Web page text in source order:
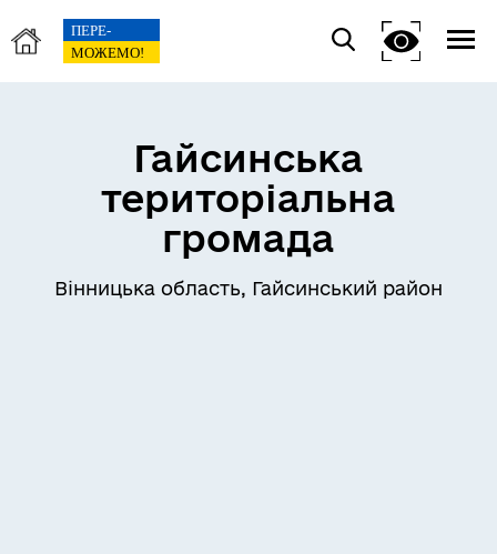
Гайсинська
територіальна
громада
Вінницька область, Гайсинський район